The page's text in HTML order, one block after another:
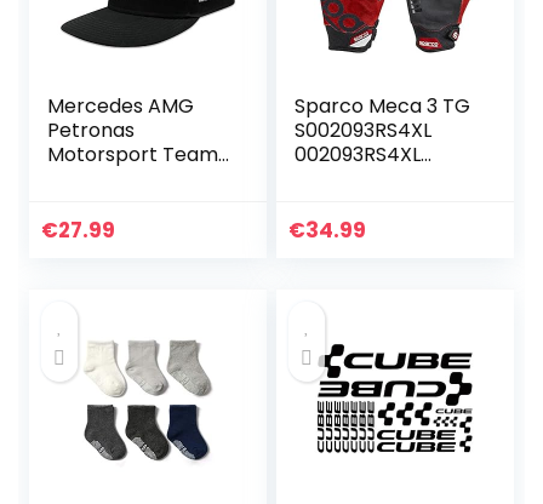
Mercedes AMG
Petronas
Motorsport Team
Hamilton Flatbrim
€27.99
Sparco Meca 3 TG
S002093RS4XL
002093RS4XL
€34.99